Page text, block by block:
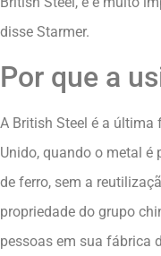
disse Starmer.
Por que a
A British Steel é a última
Unido, quando o metal
de ferro, sem a
propriedade do grupo
pessoas em sua fábrica